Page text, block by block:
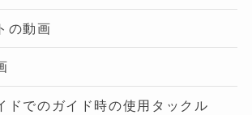
の動画
ドでのガイド時の使用タックル